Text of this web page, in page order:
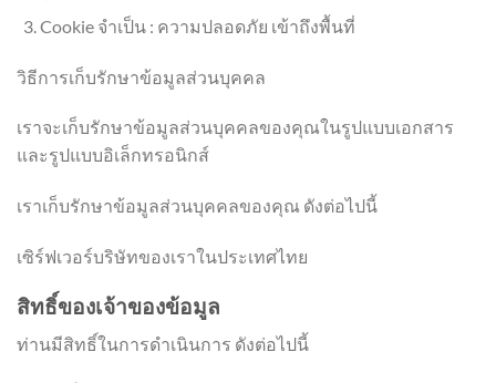
Cookie จำเป็น : ความปลอดภัย เข้าถึงพื้นที่
วิธีการเก็บรักษาข้อมูลส่วนบุคคล
เราจะเก็บรักษาข้อมูลส่วนบุคคลของคุณในรูปแบบเอกสาร
และรูปแบบอิเล็กทรอนิกส์
เราเก็บรักษาข้อมูลส่วนบุคคลของคุณ ดังต่อไปนี้
เซิร์ฟเวอร์บริษัทของเราในประเทศไทย
สิทธิ์ของเจ้าของข้อมูล
ท่านมีสิทธิ์ในการดำเนินการ ดังต่อไปนี้